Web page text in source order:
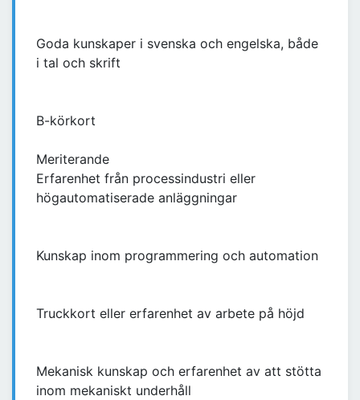
Goda kunskaper i svenska och engelska, både
i tal och skrift
B-körkort
Meriterande
Erfarenhet från processindustri eller
högautomatiserade anläggningar
Kunskap inom programmering och automation
Truckkort eller erfarenhet av arbete på höjd
Mekanisk kunskap och erfarenhet av att stötta
inom mekaniskt underhåll